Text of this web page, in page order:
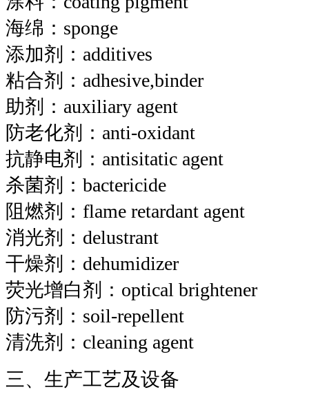
海绵：sponge
添加剂：additives
粘合剂：adhesive,binder
助剂：auxiliary agent
防老化剂：anti-oxidant
抗静电剂：antisitatic agent
杀菌剂：bactericide
阻燃剂：flame retardant agent
消光剂：delustrant
干燥剂：dehumidizer
荧光增白剂：optical brightener
防污剂：soil-repellent
清洗剂：cleaning agent
三、生产工艺及设备